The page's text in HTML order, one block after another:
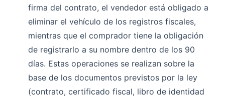
firma del contrato, el vendedor está obligado a
eliminar el vehículo de los registros fiscales,
mientras que el comprador tiene la obligación
de registrarlo a su nombre dentro de los 90
días. Estas operaciones se realizan sobre la
base de los documentos previstos por la ley
(contrato, certificado fiscal, libro de identidad